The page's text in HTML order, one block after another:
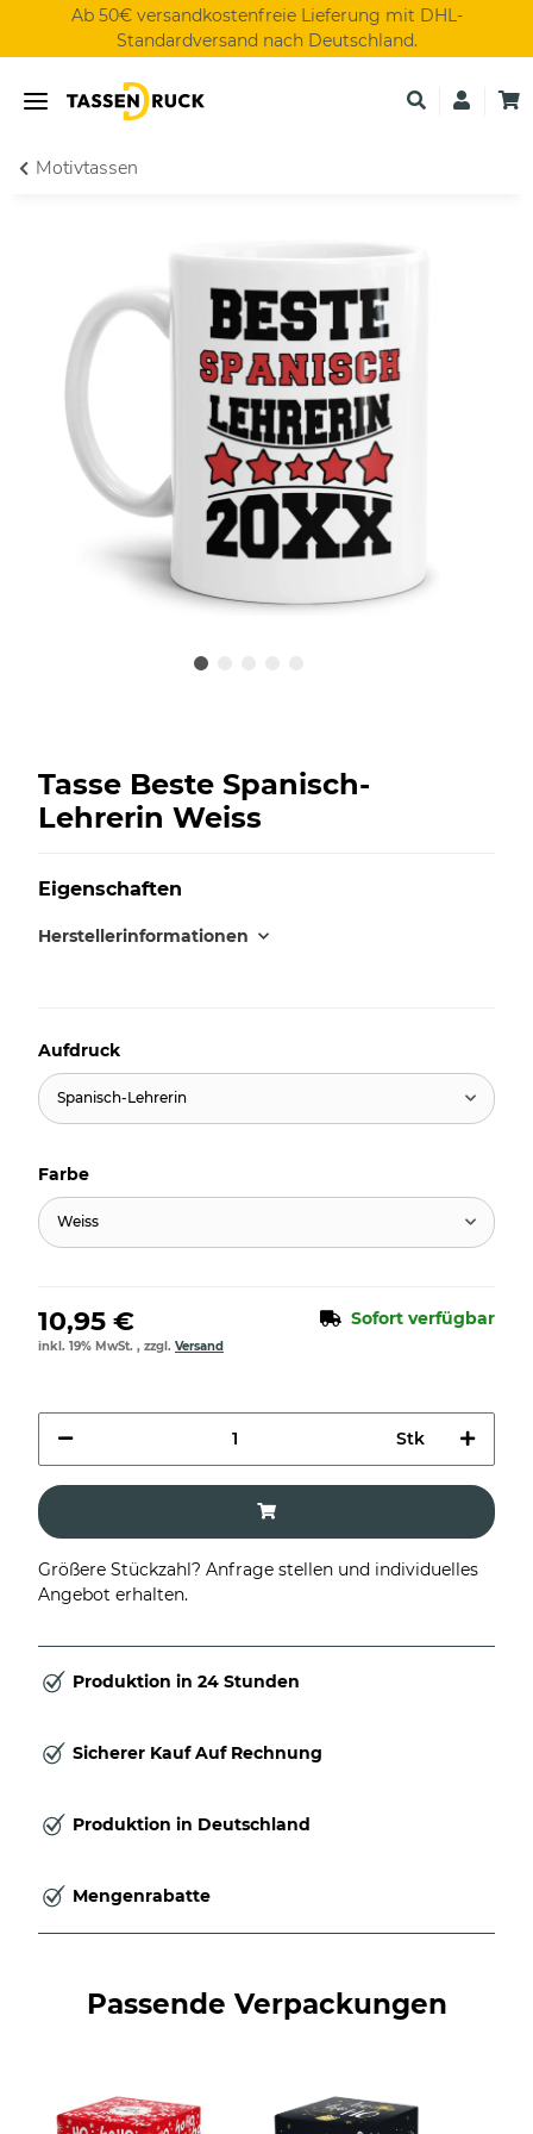
Ab 50€ versandkostenfreie Lieferung mit DHL-
Standardversand nach Deutschland.
Motivtassen
Tasse Beste Spanisch-
Lehrerin Weiss
Eigenschaften
Herstellerinformationen
Aufdruck
Spanisch-Lehrerin
Farbe
Weiss
10,95 € Sofort verfügbar
inkl. 19% MwSt. , zzgl. Versand
Stk
Größere Stückzahl? Anfrage stellen und individuelles
Angebot erhalten.
Produktion in 24 Stunden
Sicherer Kauf Auf Rechnung
Produktion in Deutschland
Mengenrabatte
Passende Verpackungen